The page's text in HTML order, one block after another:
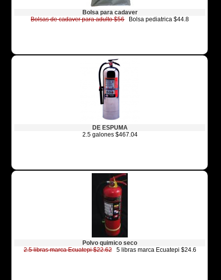
Bolsa para cadaver
Bolsas de cadaver para adulto $56Bolsa pediatrica $44.8
DE ESPUMA
2.5 galones $467.04
Polvo quimico seco
2.5 libras marca Ecuatepi $22.625 libras marca Ecuatepi $24.6